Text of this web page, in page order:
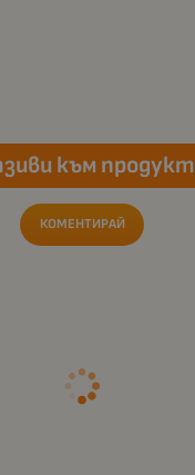
към продукт
КОМЕНТИРАЙ